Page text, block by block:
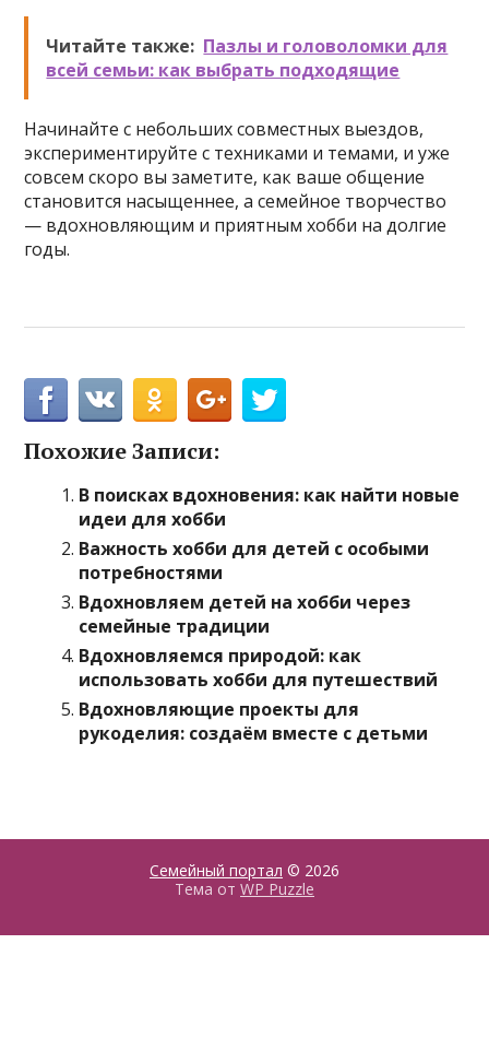
Читайте также: Пазлы и головоломки для
всей семьи: как выбрать подходящие
Начинайте с небольших совместных выездов,
экспериментируйте с техниками и темами, и уже
совсем скоро вы заметите, как ваше общение
становится насыщеннее, а семейное творчество
— вдохновляющим и приятным хобби на долгие
годы.
Похожие Записи:
В поисках вдохновения: как найти новые
идеи для хобби
Важность хобби для детей с особыми
потребностями
Вдохновляем детей на хобби через
семейные традиции
Вдохновляемся природой: как
использовать хобби для путешествий
Вдохновляющие проекты для
рукоделия: создаём вместе с детьми
Семейный портал © 2026
Тема от WP Puzzle